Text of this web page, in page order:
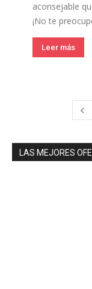
aconsejable
¡No te
Leer más
LAS MEJORES